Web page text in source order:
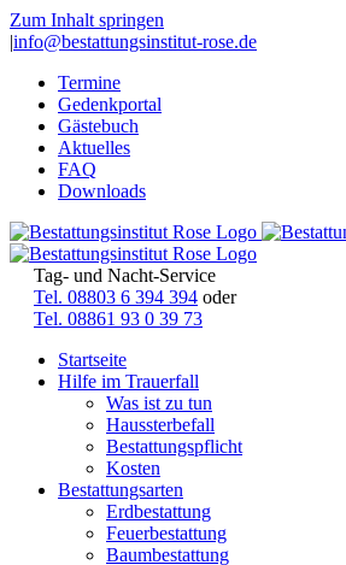
Zum Inhalt springen
|info@bestattungsinstitut-rose.de
Termine
Gedenkportal
Gästebuch
Aktuelles
FAQ
Downloads
Tag- und Nacht-Service
Tel. 08803 6 394 394 oder
Tel. 08861 93 0 39 73
Startseite
Hilfe im Trauerfall
Was ist zu tun
Haussterbefall
Bestattungspflicht
Kosten
Bestattungsarten
Erdbestattung
Feuerbestattung
Baumbestattung